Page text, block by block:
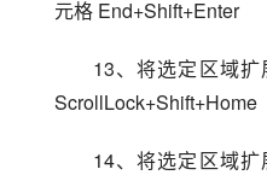
元格 End+Shift+Enter
13、将选定区域
ScrollLock+Shift+Home
14、将选定区域